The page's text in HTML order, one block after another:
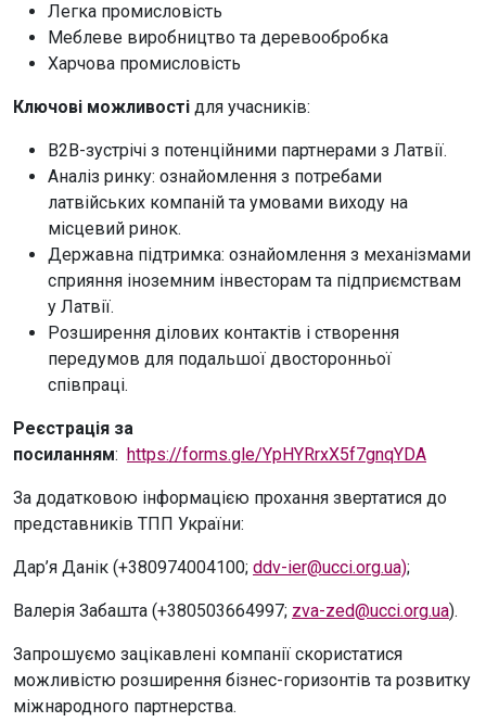
Легка промисловість
Меблеве виробництво та деревообробка
Харчова промисловість
Ключові можливості для учасників:
B2B-зустрічі з потенційними партнерами з Латвії.
Аналіз ринку: ознайомлення з потребами
латвійських компаній та умовами виходу на
місцевий ринок.
Державна підтримка: ознайомлення з механізмами
сприяння іноземним інвесторам та підприємствам
у Латвії.
Розширення ділових контактів і створення
передумов для подальшої двосторонньої
співпраці.
Реєстрація за
посиланням: https://forms.gle/YpHYRrxX5f7gnqYDA
За додатковою інформацією прохання звертатися до
представників ТПП України:
Дар’я Данік (+380974004100; ddv-ier@ucci.org.ua);
Валерія Забашта (+380503664997; zva-zed@ucci.org.ua).
Запрошуємо зацікавлені компанії скористатися
можливістю розширення бізнес-горизонтів та розвитку
міжнародного партнерства.